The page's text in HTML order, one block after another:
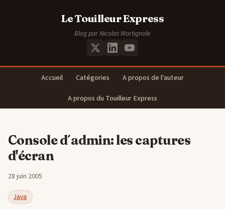
Le Touilleur Express
Blog par Nicolas Martignole
Accueil Catégories
A propos de l'auteur
A propos du Touilleur Express
Console d´admin: les captures
d'écran
28 juin 2005
Java